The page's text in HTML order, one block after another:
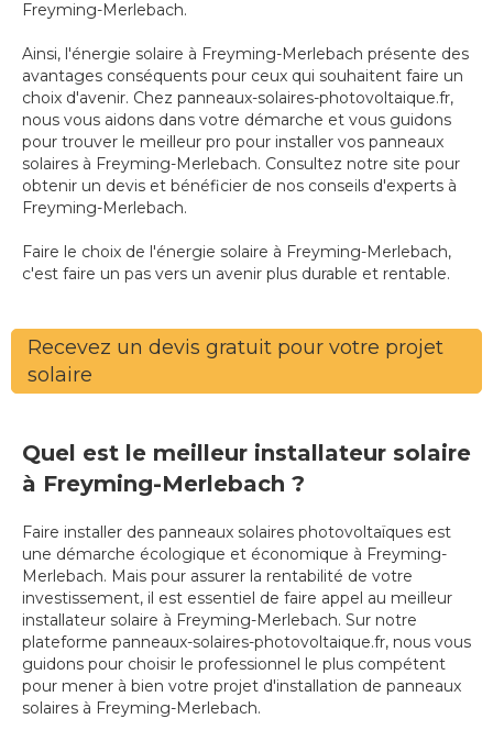
Freyming-Merlebach.
Ainsi, l'énergie solaire à Freyming-Merlebach présente des
avantages conséquents pour ceux qui souhaitent faire un
choix d'avenir. Chez panneaux-solaires-photovoltaique.fr,
nous vous aidons dans votre démarche et vous guidons
pour trouver le meilleur pro pour installer vos panneaux
solaires à Freyming-Merlebach. Consultez notre site pour
obtenir un devis et bénéficier de nos conseils d'experts à
Freyming-Merlebach.
Faire le choix de l'énergie solaire à Freyming-Merlebach,
c'est faire un pas vers un avenir plus durable et rentable.
Recevez un devis gratuit pour votre projet
solaire
Quel est le meilleur installateur solaire
à Freyming-Merlebach ?
Faire installer des panneaux solaires photovoltaïques est
une démarche écologique et économique à Freyming-
Merlebach. Mais pour assurer la rentabilité de votre
investissement, il est essentiel de faire appel au meilleur
installateur solaire à Freyming-Merlebach. Sur notre
plateforme panneaux-solaires-photovoltaique.fr, nous vous
guidons pour choisir le professionnel le plus compétent
pour mener à bien votre projet d'installation de panneaux
solaires à Freyming-Merlebach.